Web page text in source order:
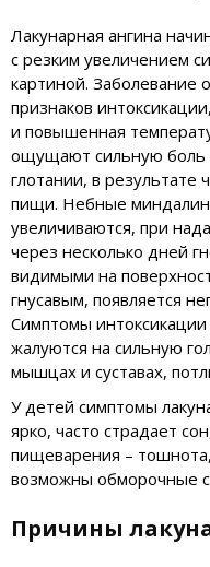
Лакунарная ангина
с резким увеличением
картиной. Заболевание
признаков
и повышенная
ощущают сильную боль
глотании, в результате
пищи. Небные
увеличиваются, при
через несколько дней
видимыми на
гнусавым, появляется
Симптомы
жалуются на сильную
мышцах и суставах,
У детей симптомы
ярко, часто страдает
пищеварения –
возможны обморочные
Причины